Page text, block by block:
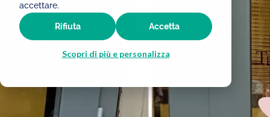
accettare.
Scopri di più e personalizza
Accetta
Rifiuta